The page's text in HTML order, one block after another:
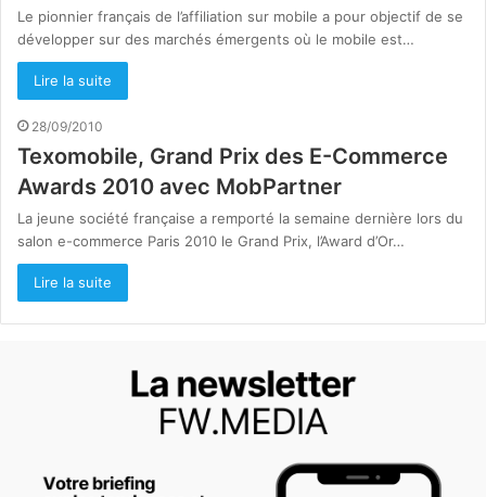
Le pionnier français de l’affiliation sur mobile a pour objectif de se
développer sur des marchés émergents où le mobile est…
Lire la suite
28/09/2010
Texomobile, Grand Prix des E-Commerce
Awards 2010 avec MobPartner
La jeune société française a remporté la semaine dernière lors du
salon e-commerce Paris 2010 le Grand Prix, l’Award d’Or…
Lire la suite